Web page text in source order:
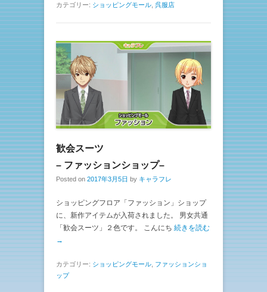
カテゴリー: ショッピングモール 呉服店
歓会スーツ
– ファッションショップ–
Posted on 2017年3月5日 by キャラフレ
ショッピングフロア「ファッション」ショップ
に、新作アイテムが入荷されました。 男女共通
「歓会スーツ」２色です。 こんにち 続きを読む
→
カテゴリー: ショッピングモール ファッションショ
ップ